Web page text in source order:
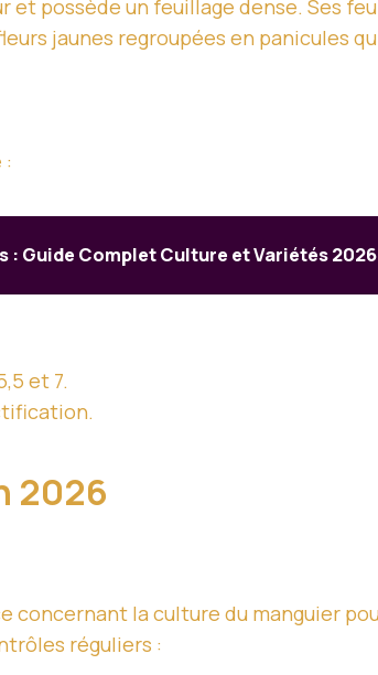
et possède un feuillage dense. Ses
jaunes regroupées en panicules
: Guide Complet Culture et Variétés 2026
et 7.
2026
concernant la culture du manguier
réguliers :